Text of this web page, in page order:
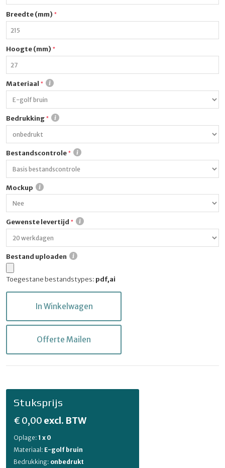
Breedte (mm)
Hoogte (mm)
Materiaal
Bedrukking
Bestandscontrole
Mockup
Gewenste levertijd
Bestand uploaden
Toegestane bestandstypes: pdf,ai
In Winkelwagen
Offerte Mailen
Stuksprijs
€ 0,00 excl. BTW
Oplage: 1 x 0
Materiaal: E-golf bruin
Bedrukking: onbedrukt